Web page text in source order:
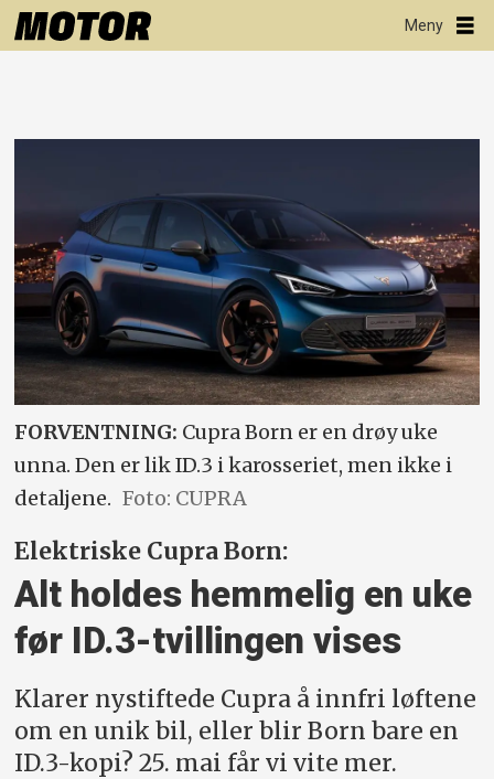
FORVENTNING: Cupra Born er en drøy uke
unna. Den er lik ID.3 i karosseriet, men ikke i
detaljene. Foto: CUPRA
Elektriske Cupra Born:
Alt holdes hemmelig en uke
før ID.3-tvillingen vises
Klarer nystiftede Cupra å innfri løftene
om en unik bil, eller blir Born bare en
ID.3-kopi? 25. mai får vi vite mer.